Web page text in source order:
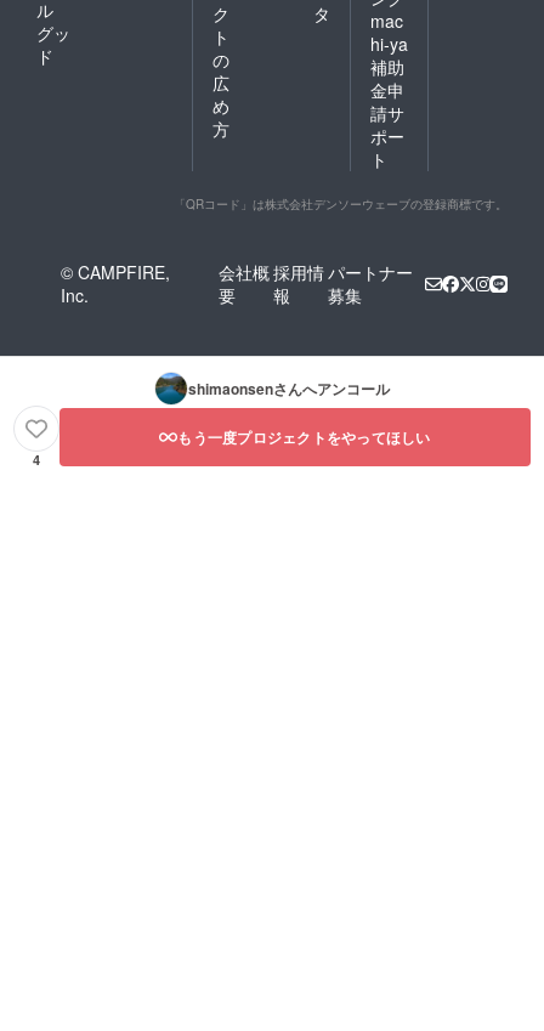
ル
グッ
ド
ク
ト
の
広
め
方
タ
mac
hi-ya
補助
金申
請サ
ポー
ト
「QRコード」は株式会社デンソーウェーブの登録商標です。
© CAMPFIRE,
Inc.
会社概
要
採用情
報
パートナー
募集
shimaonsenさんへアンコール
4
もう一度プロジェクトをやってほしい